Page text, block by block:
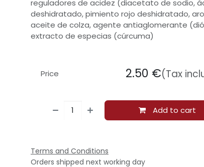
reguladores de acidez (diacetato de sodio,
deshidratado, pimiento rojo deshidratado,
aceite de colza, agente antiaglomerante
extracto de especias (cúrcuma)
Add to cart
Price 2.50 €(Tax
Terms and Conditions
Orders shipped next working day